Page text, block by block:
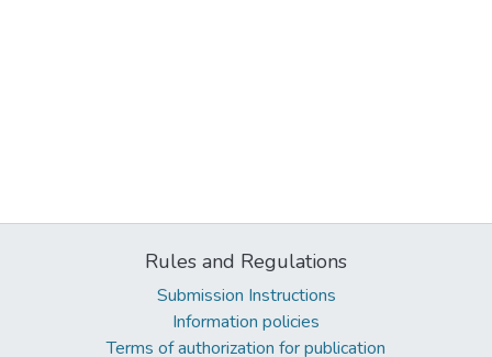
Rules and Regulations
Submission Instructions
Information policies
Terms of authorization for publication